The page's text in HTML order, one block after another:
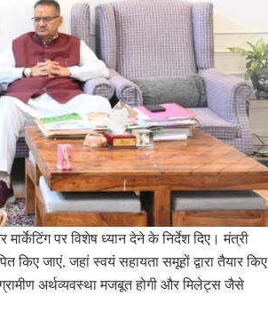
पर विशेष ध्यान देने के निर्देश दिए। मंत्री
जाएं, जहां स्वयं सहायता समूहों द्वारा तैयार किए
अर्थव्यवस्था मजबूत होगी और मिलेट्स जैसे